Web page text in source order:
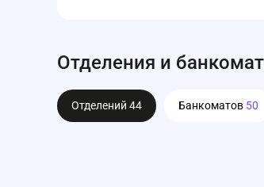
Отделения и
Отделений 44 Банкоматов 50